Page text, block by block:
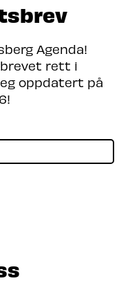
Agenda!
rett i
oppdatert på